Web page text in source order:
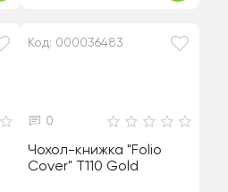
Код: 000036483
0
Чохол-книжка "Folio
Cover" T110 Gold